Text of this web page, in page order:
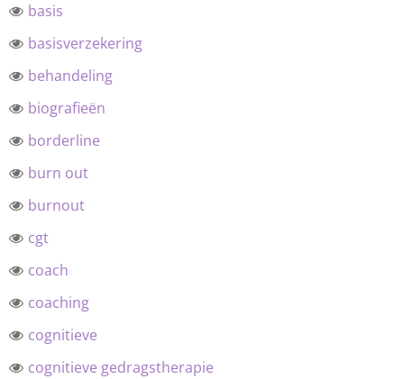
basis
basisverzekering
behandeling
biografieën
borderline
burn out
burnout
cgt
coach
coaching
cognitieve
cognitieve gedragstherapie